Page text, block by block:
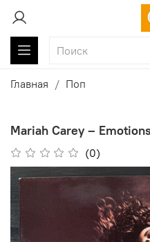
Главная Поп
Mariah Carey ‎–
(0)